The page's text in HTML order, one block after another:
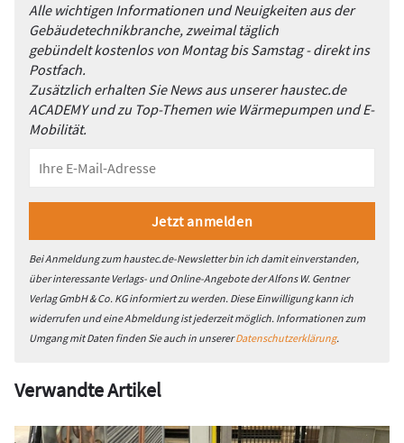
Alle wichtigen Informationen und Neuigkeiten aus der
Gebäudetechnikbranche, zweimal täglich
gebündelt kostenlos von Montag bis Samstag - direkt ins
Postfach.
Zusätzlich erhalten Sie News aus unserer haustec.de
ACADEMY und zu Top-Themen wie Wärmepumpen und E-
Mobilität.
Bei Anmeldung zum haustec.de-Newsletter bin ich damit einverstanden,
über interessante Verlags- und Online-Angebote der Alfons W. Gentner
Verlag GmbH & Co. KG informiert zu werden. Diese Einwilligung kann ich
widerrufen und eine Abmeldung ist jederzeit möglich. Informationen zum
Umgang mit Daten finden Sie auch in unsererDatenschutzerklärung.
Verwandte Artikel